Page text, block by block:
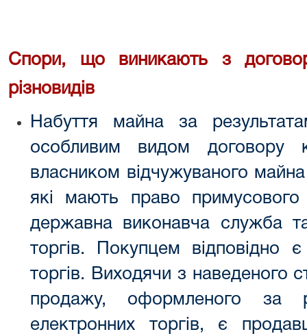
Спори, що виникають з
різновидів
Набуття майна за
особливим видом договору
власником відчужуваного
які мають право
державна виконавча служба
торгів. Покупцем відповідно
торгів. Виходячи з наведеного
продажу, оформленого за
електронних торгів, є